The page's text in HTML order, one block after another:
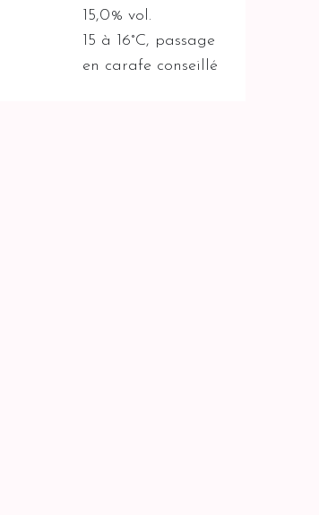
15,0% vol.
15 à 16°C, passage
en carafe conseillé